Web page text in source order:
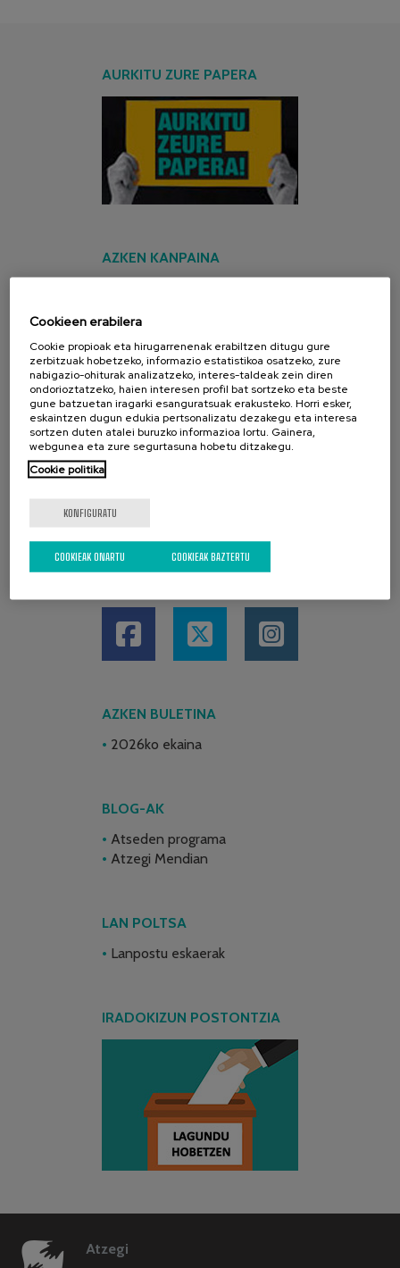
AURKITU ZURE PAPERA
AZKEN KANPAINA
AZKEN BULETINA
2026ko ekaina
BLOG-AK
Atseden programa
Atzegi Mendian
LAN POLTSA
Lanpostu eskaerak
IRADOKIZUN POSTONTZIA
Atzegi
Cookieen erabilera
Cookie propioak eta hirugarrenenak erabiltzen ditugu gure
zerbitzuak hobetzeko, informazio estatistikoa osatzeko, zure
nabigazio-ohiturak analizatzeko, interes-taldeak zein diren
ondorioztatzeko, haien interesen profil bat sortzeko eta beste
gune batzuetan iragarki esanguratsuak erakusteko. Horri esker,
eskaintzen dugun edukia pertsonalizatu dezakegu eta interesa
sortzen duten atalei buruzko informazioa lortu. Gainera,
webgunea eta zure segurtasuna hobetu ditzakegu.
Cookie politika
KONFIGURATU
COOKIEAK BAZTERTU
COOKIEAK ONARTU